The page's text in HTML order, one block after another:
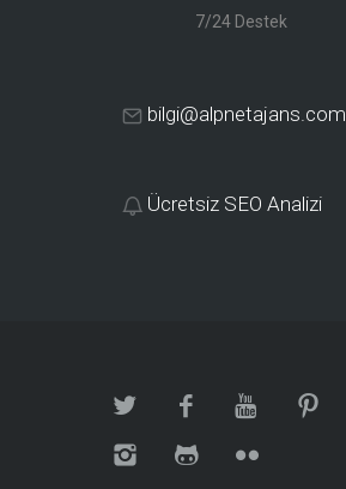
7/24 Destek
bilgi@alpnetajans.com
Ücretsiz SEO Analizi